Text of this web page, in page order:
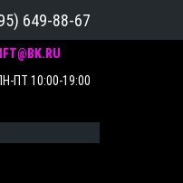
649-88-67
ПТ 10:00-19:00